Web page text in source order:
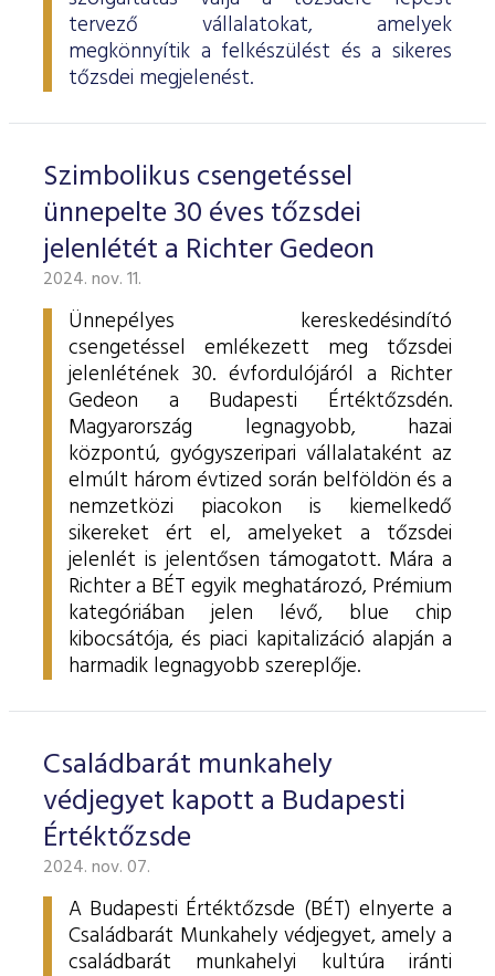
tervező vállalatokat, amelyek
megkönnyítik a felkészülést és a sikeres
tőzsdei megjelenést.
Szimbolikus csengetéssel
ünnepelte 30 éves tőzsdei
jelenlétét a Richter Gedeon
2024. nov. 11.
Ünnepélyes kereskedésindító
csengetéssel emlékezett meg tőzsdei
jelenlétének 30. évfordulójáról a Richter
Gedeon a Budapesti Értéktőzsdén.
Magyarország legnagyobb, hazai
központú, gyógyszeripari vállalataként az
elmúlt három évtized során belföldön és a
nemzetközi piacokon is kiemelkedő
sikereket ért el, amelyeket a tőzsdei
jelenlét is jelentősen támogatott. Mára a
Richter a BÉT egyik meghatározó, Prémium
kategóriában jelen lévő, blue chip
kibocsátója, és piaci kapitalizáció alapján a
harmadik legnagyobb szereplője.
Családbarát munkahely
védjegyet kapott a Budapesti
Értéktőzsde
2024. nov. 07.
A Budapesti Értéktőzsde (BÉT) elnyerte a
Családbarát Munkahely védjegyet, amely a
családbarát munkahelyi kultúra iránti